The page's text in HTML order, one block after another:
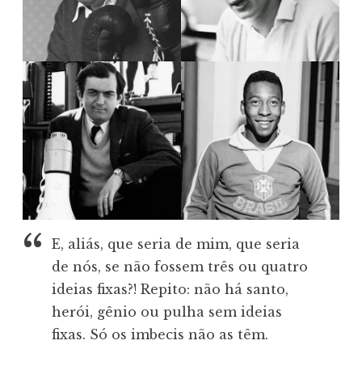
E, aliás, que seria de mim, que seria
de nós, se não fossem três ou quatro
ideias fixas?! Repito: não há santo,
herói, gênio ou pulha sem ideias
fixas. Só os imbecis não as têm.